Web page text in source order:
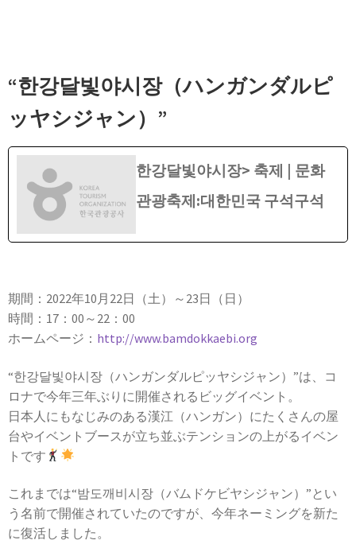
“한강달빛야시장（ハンガンダルピ
ッヤシジャン）”
한강달빛야시장> 축제 | 문화
관광축제:대한민국 구석구석
期間：2022年10月22日（土）～23日（日）
時間：17：00～22：00
ホームページ： http://www.bamdokkaebi.org
“한강달빛야시장（ハンガンダルピッヤシジャン）”は、コ
ロナで今年三年ぶりに開催されるビッグイベント。
日本人にもなじみのある漢江（ハンガン）にたくさんの屋
台やイベントブースが立ち並ぶテンションの上がるイベン
トです
これまでは“밤도깨비시장（バムドケビヤシジャン）”とい
う名前で開催されていたのですが、今年ネーミングを新た
に復活しました。